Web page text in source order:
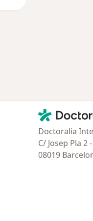
Contacto
Doctoralia - Página
Doctoralia
C/ Josep Pla
08019